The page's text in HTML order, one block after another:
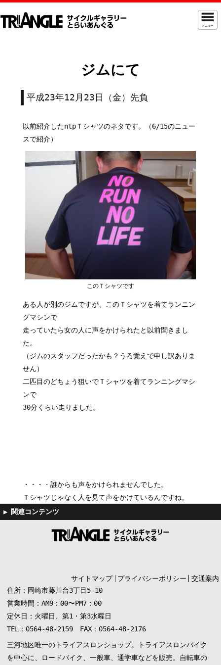
メニュー
ジムにて
平成23年12月23日（金）先負
以前紹介したntpＴシャツのネタです。（6/15のニュー
スで紹介）
このＴシャツです
ある人が別のジムですが、このＴシャツを着てランニン
グマシンで
走っていたら女の人に声をかけられたと以前聞きまし
た。
（ジムのスタッフだったかも？うろ覚えで申し訳ありま
せん）
二匹目のどちょう狙いでＴシャツを着てランニングマシ
ンで
30分くらい走りました。
・・・・誰からも声をかけられませんでした。
Ｔシャツじゃなく人を見て声をかけているんですね。
サイトマップ プライバシーポリシー
交通案内
住所：岡崎市藤川台3丁目5-10
営業時間：AM9：00〜PM7：00
定休日：火曜日、第1・第3水曜日
TEL：0564-48-2159 FAX：0564-48-2176
三河地区唯一のトライアスロンショップ。トライアスロンバイク
を中心に、ロードバイク、一般車、通学車などを販売。自転車の